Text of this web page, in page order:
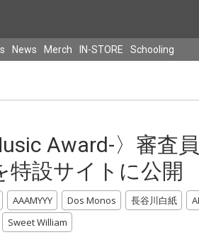
News Merch IN-STORE Schooling
Award-〉審査
特設サイトに公開
AAAMYYY Dos Monos 長谷川白紙
Sweet William